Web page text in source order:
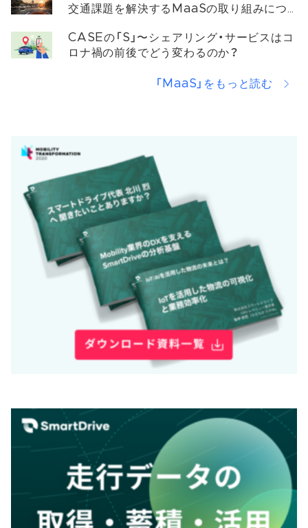
交通課題を解決するMaaSの取り組みにつ
CASEの「S」〜シェアリング・サービスはコ
ロナ禍の前後でどう変わるのか？
「MaaS」をもっと読む